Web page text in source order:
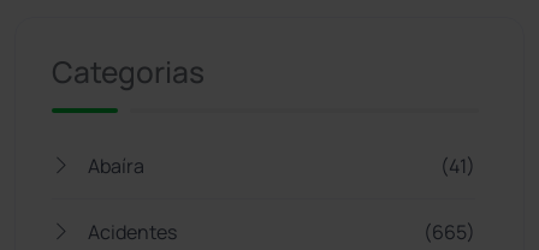
Categorias
Abaíra (41)
Acidentes (665)